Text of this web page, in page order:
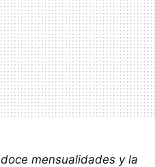
mensualidades y la